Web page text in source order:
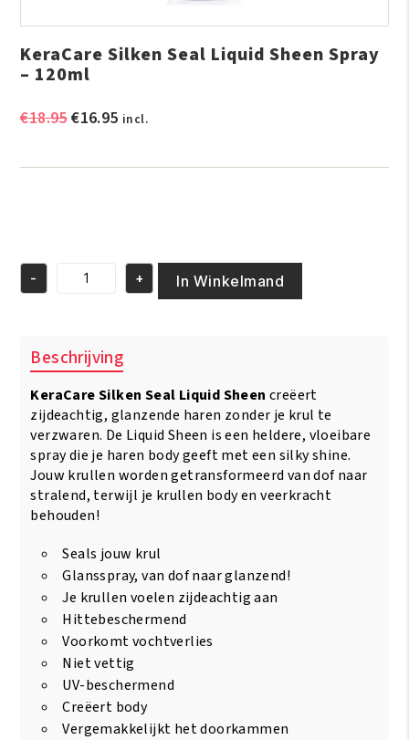
KeraCare Silken Seal Liquid Sheen Spray
– 120ml
€18.95Oorspronkelijke
€16.95Huidige
incl.
KeraCare
Sheen
Spray
120ml
aantal
- + In Winkelmand
Beschrijving
KeraCare Silken Seal Liquid Sheen creëert
zijdeachtig, glanzende haren zonder je krul te
verzwaren. De Liquid Sheen is een heldere, vloeibare
spray die je haren body geeft met een silky shine.
Jouw krullen worden getransformeerd van dof naar
stralend, terwijl je krullen body en veerkracht
behouden!
Seals jouw krul
Glansspray, van dof naar glanzend!
Je krullen voelen zijdeachtig aan
Hittebeschermend
Voorkomt vochtverlies
Niet vettig
UV-beschermend
Creëert body
Vergemakkelijkt het doorkammen